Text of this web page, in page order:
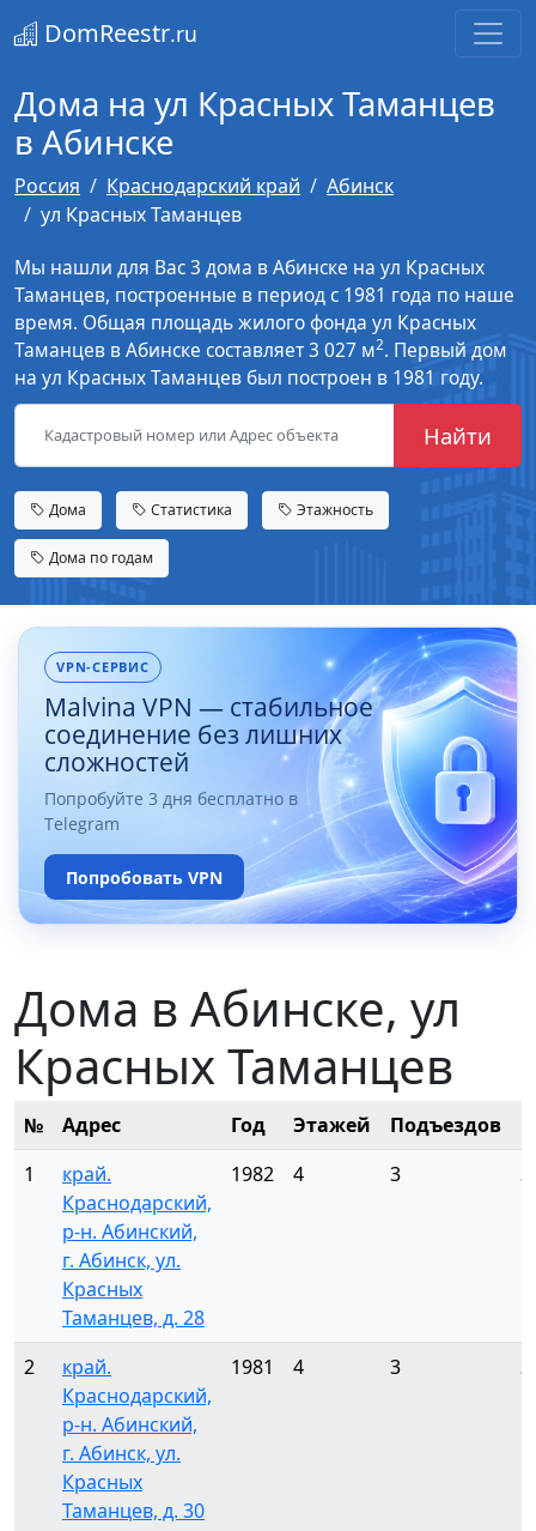
DomReestr.ru
Дома на ул Красных Таманцев
в Абинске
Россия Краснодарский край
Абинск
ул Красных Таманцев
Мы нашли для Вас 3 дома в Абинске на ул Красных
Таманцев, построенные в период с 1981 года по наше
время. Общая площадь жилого фонда ул Красных
Таманцев в Абинске составляет 3 027 м2. Первый дом
на ул Красных Таманцев был построен в 1981 году.
Найти
Дома Статистика Этажность
Дома по годам
VPN-СЕРВИС
Malvina VPN — стабильное
соединение без лишних
сложностей
Попробуйте 3 дня бесплатно в
Telegram
Попробовать VPN
Дома в Абинске, ул
Красных Таманцев
№ Адрес Год Этажей Подъездов
1
край.
Краснодарский,
р-н. Абинский,
г. Абинск, ул.
Красных
Таманцев, д. 28
1982 4 3
2
край.
Краснодарский,
р-н. Абинский,
г. Абинск, ул.
Красных
Таманцев, д. 30
1981 4 3